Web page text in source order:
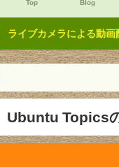
Top Blog
ライブカメラによる動
Ubuntu Topics